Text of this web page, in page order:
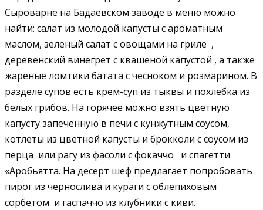
Сыроварне на Бадаевском заводе в меню можно
найти: салат из молодой капусты с ароматным
маслом, зеленый салат с овощами на гриле ,
деревенский винегрет с квашеной капустой , а также
жареные ломтики батата с чесноком и розмарином. В
разделе супов есть крем-суп из тыквы и похлебка из
белых грибов. На горячее можно взять цветную
капусту запечённую в печи с кунжутным соусом,
котлеты из цветной капусты и брокколи с соусом из
перца или рагу из фасоли с фокаччо и спагетти
«Аробьятта. На десерт шеф предлагает попробовать
пирог из чернослива и кураги с облепиховым
сорбетом и гаспаччо из клубники с киви.